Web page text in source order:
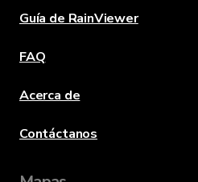
Guía de RainViewer
FAQ
Acerca de
Contáctanos